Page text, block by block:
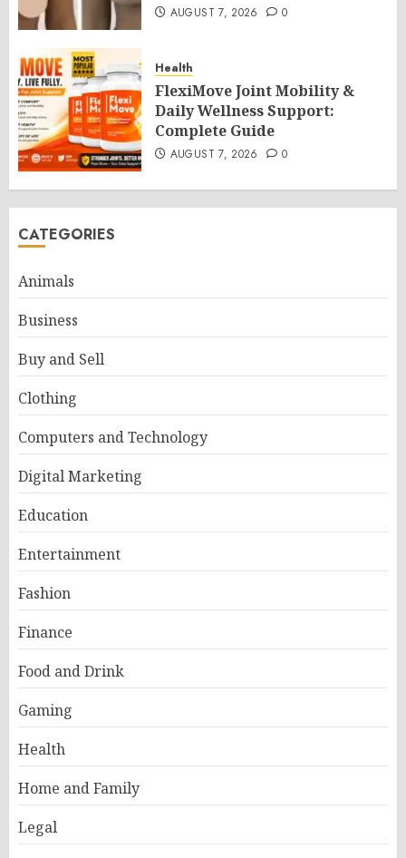
AUGUST 7, 2026 0
Health
FlexiMove Joint Mobility &
Daily Wellness Support:
Complete Guide
AUGUST 7, 2026 0
CATEGORIES
Animals
Business
Buy and Sell
Clothing
Computers and Technology
Digital Marketing
Education
Entertainment
Fashion
Finance
Food and Drink
Gaming
Health
Home and Family
Legal